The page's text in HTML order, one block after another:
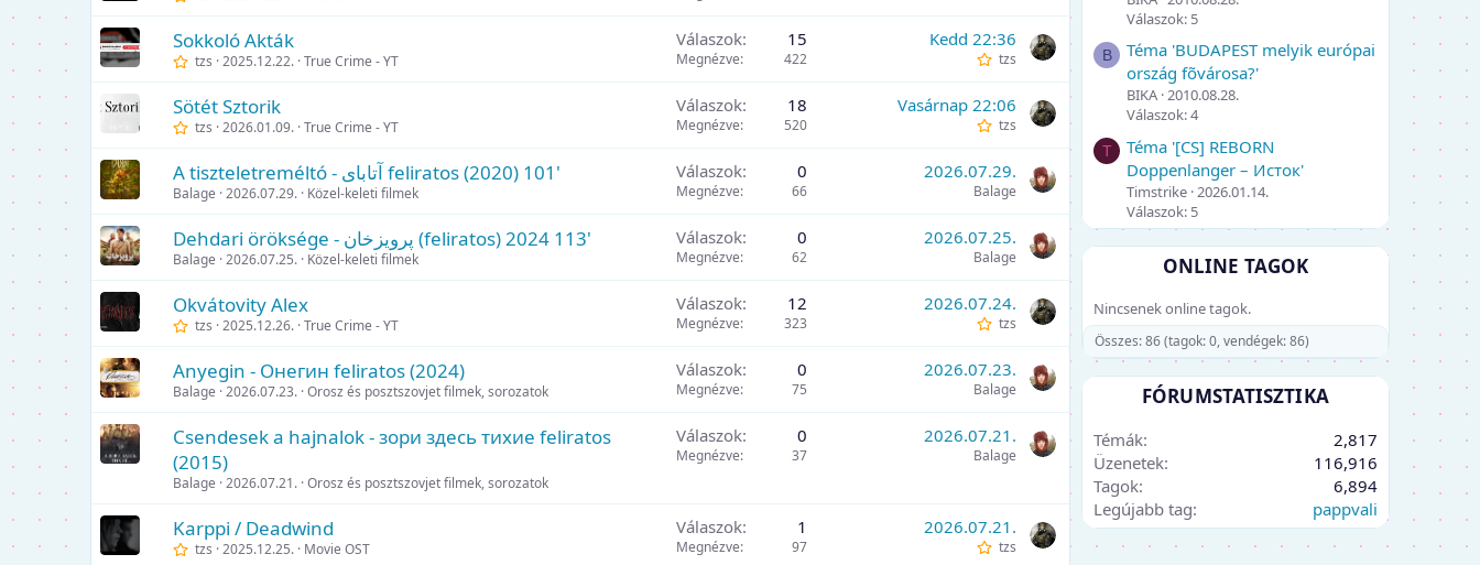
Sokkoló Akták
tzs 2025.12.22. True Crime - YT
Válaszok 15
Megnézve 422
Kedd 22:36
tzs
Sötét Sztorik
tzs 2026.01.09. True Crime - YT
Válaszok 18
Megnézve 520
Vasárnap 22:06
tzs
A tiszteletreméltó - آتابای feliratos (2020) 101'
Balage 2026.07.29. Közel-keleti filmek
Válaszok 0
Megnézve 66
2026.07.29.
Balage
Dehdari öröksége - پرویزخان (feliratos) 2024 113'
Balage 2026.07.25. Közel-keleti filmek
Válaszok 0
Megnézve 62
2026.07.25.
Balage
Okvátovity Alex
tzs 2025.12.26. True Crime - YT
Válaszok 12
Megnézve 323
2026.07.24.
tzs
Anyegin - Онегин feliratos (2024)
Balage 2026.07.23. Orosz és posztszovjet filmek, sorozatok
Válaszok 0
Megnézve 75
2026.07.23.
Balage
Csendesek a hajnalok - зори здесь тихие feliratos
(2015)
Balage 2026.07.21. Orosz és posztszovjet filmek, sorozatok
Válaszok 0
Megnézve 37
2026.07.21.
Balage
Karppi / Deadwind
tzs 2025.12.25. Movie OST
Válaszok 1
Megnézve 97
2026.07.21.
tzs
Válaszok: 5
B
Téma 'BUDAPEST melyik európai
ország fõvárosa?'
BIKA 2010.08.28.
Válaszok: 4
T
Téma '[CS] REBORN
Doppenlanger – Исток'
Timstrike 2026.01.14.
Válaszok: 5
ONLINE TAGOK
Nincsenek online tagok.
Összes: 86 (tagok: 0, vendégek: 86)
FÓRUMSTATISZTIKA
Témák
2,817
Üzenetek
116,916
Tagok
6,894
Legújabb tag
pappvali